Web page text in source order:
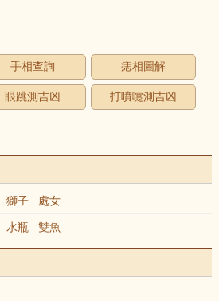
手相查詢 痣相圖解
眼跳測吉凶 打噴嚏測吉凶
獅子 處女
水瓶 雙魚